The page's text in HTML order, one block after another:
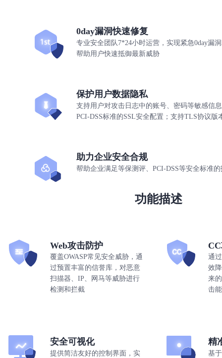
0day漏洞快速修复
专业安全团队7*24小时运营，实现紧急0day漏
帮助用户快速抵御最新威胁
保护用户数据隐私
支持用户对攻击日志中的账号、密码等敏感信
PCI-DSS标准的SSL安全配置；支持TLS协议版
助力企业安全合规
帮助企业满足等保测评、PCI-DSS等安全标准
功能描述
Web攻击防护
覆盖OWASP常见安全威胁，通
过预置丰富的信誉库，对恶意
扫描器、IP、网马等威胁进行
检测和拦截
通
效
来
击
安全可视化
提供简洁友好的控制界面，实
精
基